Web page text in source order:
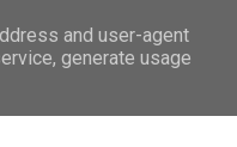
E DALLA RICERCA
and user-agent
generate usage